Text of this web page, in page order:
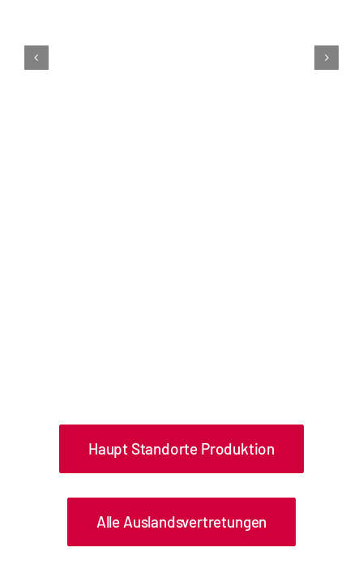
Haupt Standorte Produktion
Alle Auslandsvertretungen